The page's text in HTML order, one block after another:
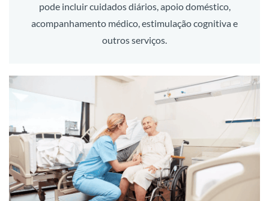
pode incluir cuidados diários, apoio doméstico,
acompanhamento médico, estimulação cognitiva e
outros serviços.